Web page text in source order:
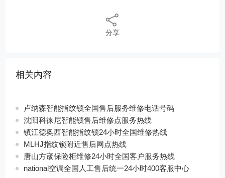
分享
相关内容
卢纳森智能指纹锁全国售后服务维修电话号码
沈阳科徕尼智能锁售后维修点服务热线
镇江德奥西智能指纹锁24小时全国维修热线
MLHJ指纹锁附近售后网点热线
唐山方宬保险柜维修24小时全国客户服务热线
national空调全国人工售后统一24小时400客服中心